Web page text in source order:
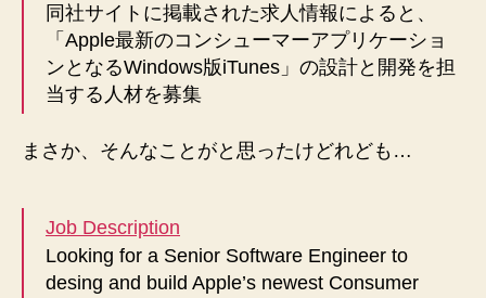
同社サイトに掲載された求人情報によると、
「Apple最新のコンシューマーアプリケーショ
ンとなるWindows版iTunes」の設計と開発を担
当する人材を募集
まさか、そんなことがと思ったけどれども…
Job Description
Looking for a Senior Software Engineer to
desing and build Apple’s newest Consumer